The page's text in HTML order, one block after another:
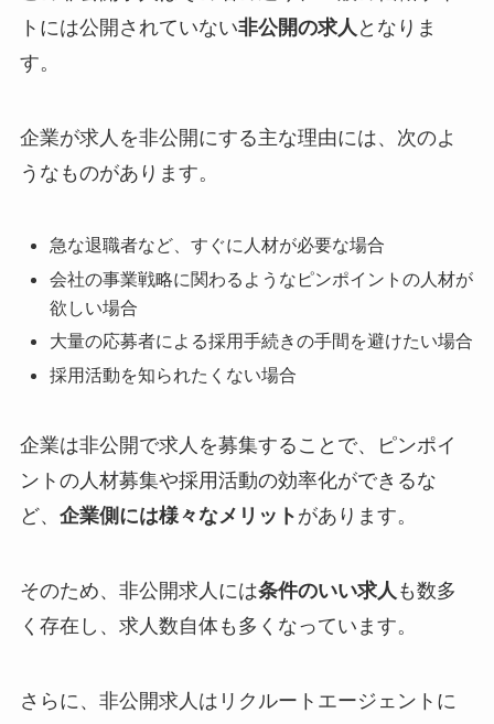
トには公開されていない非公開の求人 となりま
す。
企業が求人を非公開にする主な理由には、次のよ
うなものがあります。
急な退職者など、すぐに人材が必要な場合
会社の事業戦略に関わるようなピンポイントの人材が
欲しい場合
大量の応募者による採用手続きの手間を避けたい場合
採用活動を知られたくない場合
企業は非公開で求人を募集することで、ピンポイ
ントの人材募集や採用活動の効率化ができるな
ど、 企業側には様々なメリット があります。
そのため、非公開求人には条件のいい求人 も数多
く存在し、求人数自体も多くなっています。
さらに、非公開求人は リクルートエージェントに